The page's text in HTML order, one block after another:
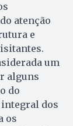
atenção
e
um
alguns
do
integral dos
os